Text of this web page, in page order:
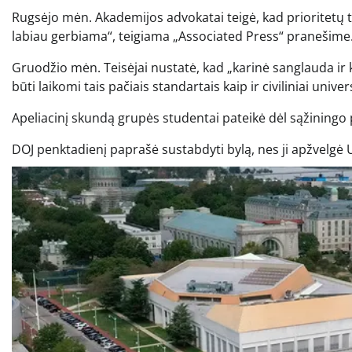
Rugsėjo mėn. Akademijos advokatai teigė, kad
labiau gerbiama“, teigiama „Associated Press“
Gruodžio mėn. Teisėjai nustatė, kad „karinė sanglauda
būti laikomi tais pačiais standartais kaip ir civiliniai
Apeliacinį skundą grupės studentai pateikė dėl
DOJ penktadienį paprašė sustabdyti bylą, nes ji apžvelgė